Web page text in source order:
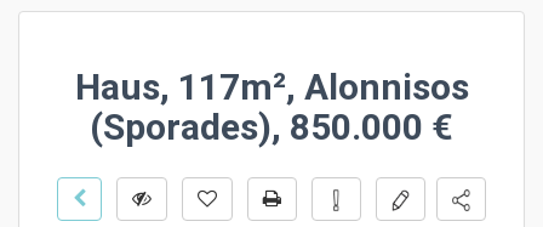
Haus, 117m², Alonnisos
(Sporades), 850.000 €